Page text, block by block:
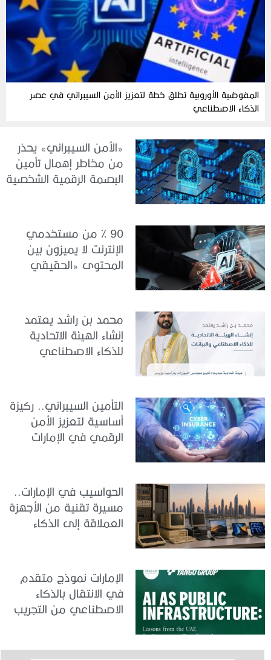
المفوضية الأوروبية تطلق خطة لتعزيز الأمن السيبراني في عصر
الذكاء الاصطناعي
«الأمن السيبراني» يحذر
من مخاطر إهمال تأمين
البصمة الرقمية الشخصية
90 % من مستخدمي
الإنترنت لا يميزون بين
المحتوى «الحقيقي
محمد بن راشد يعتمد
إنشاء الهيئة الاتحادية
للذكاء الاصطناعي
التأمين السيبراني.. ركيزة
أساسية لتعزيز الأمن
الرقمي في الإمارات
الحواسيب في الإمارات..
مسيرة تقنية من الأجهزة
العملاقة إلى الذكاء
الإمارات نموذج متقدم
في الانتقال بالذكاء
الاصطناعي من التجريب